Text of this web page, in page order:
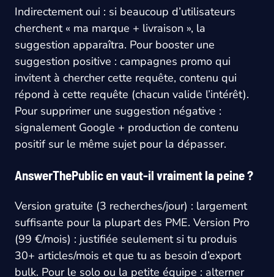
Indirectement oui : si beaucoup d’utilisateurs
cherchent « ma marque + livraison », la
suggestion apparaîtra. Pour booster une
suggestion positive : campagnes promo qui
invitent à chercher cette requête, contenu qui
répond à cette requête (chacun valide l’intérêt).
Pour supprimer une suggestion négative :
signalement Google + production de contenu
positif sur le même sujet pour la dépasser.
AnswerThePublic en vaut-il vraiment la peine ?
Version gratuite (3 recherches/jour) : largement
suffisante pour la plupart des PME. Version Pro
(99 €/mois) : justifiée seulement si tu produis
30+ articles/mois et que tu as besoin d’export
bulk. Pour le solo ou la petite équipe : alterner